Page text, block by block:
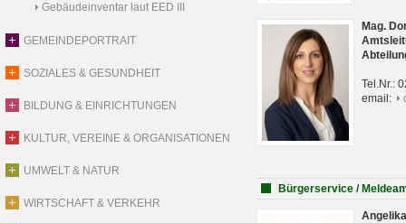
Gebäudeinventar laut EED III
GEMEINDEPORTRAIT
SOZIALES & GESUNDHEIT
BILDUNG & EINRICHTUNGEN
KULTUR, VEREINE & ORGANISATIONEN
UMWELT & NATUR
WIRTSCHAFT & VERKEHR
Mag.
Tel.Nr.:
email:
Bürgerservice /